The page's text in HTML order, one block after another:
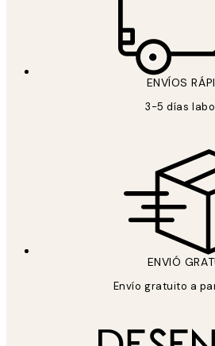
ENVÍOS
3-5 días
ENVIÓ
Envío gratuito a